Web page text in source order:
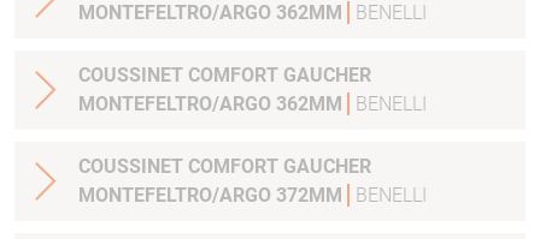
MONTEFELTRO/ARGO 362MM
BENELLI
COUSSINET COMFORT GAUCHER
MONTEFELTRO/ARGO 362MM
BENELLI
COUSSINET COMFORT GAUCHER
MONTEFELTRO/ARGO 372MM
BENELLI